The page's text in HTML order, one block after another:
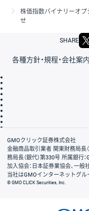
株価指数バイナリーオ
せ
SHARE
各種方針・規程・会社案内
会社案内
GMOクリック証券株式会社
金融商品取引業者 関東財務局長
務局長（銀代）第330号 所属銀行
加入協会：日本証券業協会、一
当社はGMOインターネットグル
© GMO CLICK Securities, Inc.